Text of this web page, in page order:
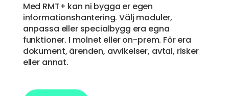
Med RMT+ kan ni bygga er egen
informationshantering. Välj moduler,
anpassa eller specialbygg era egna
funktioner. I molnet eller on-prem. För era
dokument, ärenden, avvikelser, avtal, risker
eller annat.